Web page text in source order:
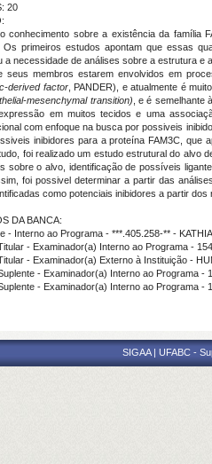
20
conhecimento sobre a existência da família
Os primeiros estudos apontam que essas
a necessidade de análises sobre a estrutura e
seus membros estarem envolvidos em
derived factor, PANDER), e atualmente é
mesenchymal transition) , e é semelhante
em muitos tecidos e uma
com enfoque na busca por possiveis
inibidores para a proteína FAM3C, que
foi realizado um estudo estrutural do alvo
sobre o alvo, identificação de possíveis
foi possivel determinar a partir das
como potenciais inibidores a partir
DA BANCA:
- Interno ao Programa - ***.405.258-** -
- Examinador(a) Interno ao Programa -
- Examinador(a) Externo à Instituição -
- Examinador(a) Interno ao Programa
- Examinador(a) Interno ao Programa -
SIGAA | UFABC -